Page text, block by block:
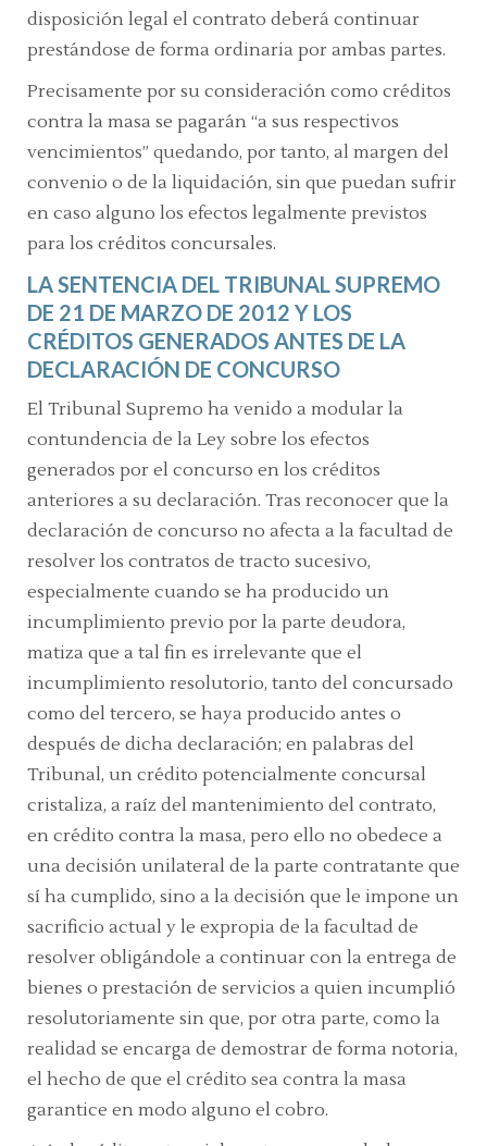
disposición legal el contrato deberá continuar
prestándose de forma ordinaria por ambas partes.
Precisamente por su consideración como créditos
contra la masa se pagarán “a sus respectivos
vencimientos” quedando, por tanto, al margen del
convenio o de la liquidación, sin que puedan sufrir
en caso alguno los efectos legalmente previstos
para los créditos concursales.
LA SENTENCIA DEL TRIBUNAL SUPREMO
DE 21 DE MARZO DE 2012 Y LOS
CRÉDITOS GENERADOS ANTES DE LA
DECLARACIÓN DE CONCURSO
El Tribunal Supremo ha venido a modular la
contundencia de la Ley sobre los efectos
generados por el concurso en los créditos
anteriores a su declaración. Tras reconocer que la
declaración de concurso no afecta a la facultad de
resolver los contratos de tracto sucesivo,
especialmente cuando se ha producido un
incumplimiento previo por la parte deudora,
matiza que a tal fin es irrelevante que el
incumplimiento resolutorio, tanto del concursado
como del tercero, se haya producido antes o
después de dicha declaración; en palabras del
Tribunal, un crédito potencialmente concursal
cristaliza, a raíz del mantenimiento del contrato,
en crédito contra la masa, pero ello no obedece a
una decisión unilateral de la parte contratante que
sí ha cumplido, sino a la decisión que le impone un
sacrificio actual y le expropia de la facultad de
resolver obligándole a continuar con la entrega de
bienes o prestación de servicios a quien incumplió
resolutoriamente sin que, por otra parte, como la
realidad se encarga de demostrar de forma notoria,
el hecho de que el crédito sea contra la masa
garantice en modo alguno el cobro.